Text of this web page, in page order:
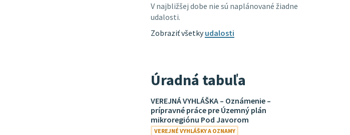
V najbližšej dobe nie sú naplánované žiadne
udalosti.
Zobraziť všetkyudalosti
Úradná tabuľa
VEREJNÁ VYHLÁŠKA – Oznámenie –
prípravné práce pre Územný plán
mikroregiónu Pod Javorom
VEREJNÉ VYHLÁŠKY A OZNAMY